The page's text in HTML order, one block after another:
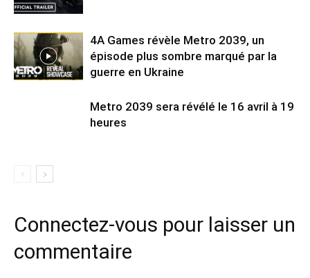
4A Games révèle Metro 2039, un
épisode plus sombre marqué par la
guerre en Ukraine
Metro 2039 sera révélé le 16 avril à 19
heures
Connectez-vous pour laisser un
commentaire